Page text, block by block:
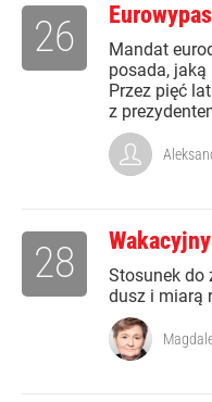
Eurowypas
Mandat
posada,
Przez pięć
z
26
Stosunek do
dusz i miarą
28